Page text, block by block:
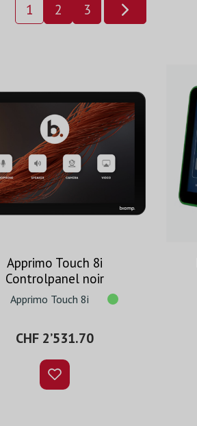
1 2 3
Apprimo Touch 8i
Controlpanel noir
Apprimo Touch 8i
CHF 2’531.70